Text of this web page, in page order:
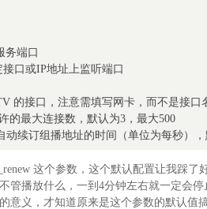
务端口
定接口或IP地址上监听端口
# IPTV 的接口，注意需填写网卡，而不
允许的最大连接数，默认为3，最大500
自动续订组播地址的时间（单位为每秒
这个参数，这个默认配置让我踩了
管播放什么，一到4分钟左右就一定会
意义，才知道原来是这个参数的默认值